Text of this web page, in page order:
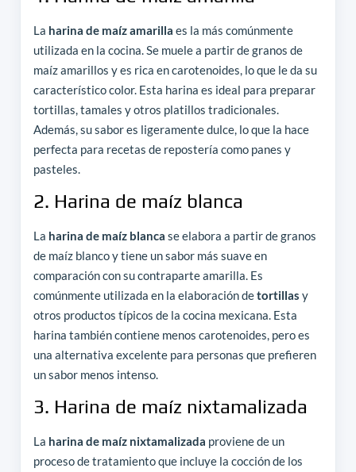
La harina de maíz amarilla es la más comúnmente
utilizada en la cocina. Se muele a partir de granos de
maíz amarillos y es rica en carotenoides, lo que le da su
característico color. Esta harina es ideal para preparar
tortillas, tamales y otros platillos tradicionales.
Además, su sabor es ligeramente dulce, lo que la hace
perfecta para recetas de repostería como panes y
pasteles.
2. Harina de maíz blanca
La harina de maíz blanca se elabora a partir de granos
de maíz blanco y tiene un sabor más suave en
comparación con su contraparte amarilla. Es
comúnmente utilizada en la elaboración detortillas y
otros productos típicos de la cocina mexicana. Esta
harina también contiene menos carotenoides, pero es
una alternativa excelente para personas que prefieren
un sabor menos intenso.
3. Harina de maíz nixtamalizada
La harina de maíz nixtamalizada proviene de un
proceso de tratamiento que incluye la cocción de los